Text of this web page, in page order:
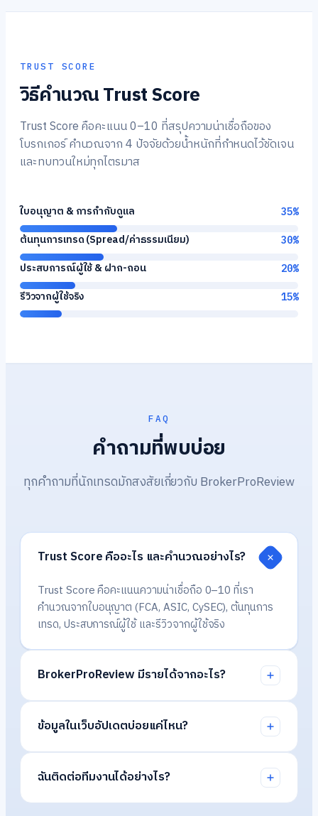
TRUST SCORE
วิธีคำนวณ Trust Score
Trust Score คือคะแนน 0–10 ที่สรุปความน่าเชื่อถือของ
โบรกเกอร์ คำนวณจาก 4 ปัจจัยด้วยน้ำหนักที่กำหนดไว้ชัดเจน
และทบทวนใหม่ทุกไตรมาส
ใบอนุญาต & การกำกับดูแล 35%
ต้นทุนการเทรด (Spread/ค่าธรรมเนียม) 30%
ประสบการณ์ผู้ใช้ & ฝาก-ถอน 20%
รีวิวจากผู้ใช้จริง 15%
FAQ
คำถามที่พบบ่อย
ทุกคำถามที่นักเทรดมักสงสัยเกี่ยวกับ BrokerProReview
Trust Score คืออะไร และคำนวณอย่างไร?
Trust Score คือคะแนนความน่าเชื่อถือ 0–10 ที่เรา
คำนวณจากใบอนุญาต (FCA, ASIC, CySEC), ต้นทุนการ
เทรด, ประสบการณ์ผู้ใช้ และรีวิวจากผู้ใช้จริง
BrokerProReview มีรายได้จากอะไร?
ข้อมูลในเว็บอัปเดตบ่อยแค่ไหน?
ฉันติดต่อทีมงานได้อย่างไร?